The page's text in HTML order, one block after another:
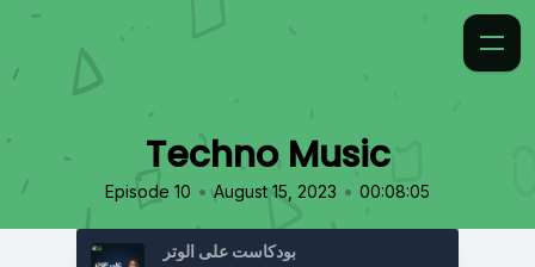
Techno Music
Episode 10 • August 15, 2023 • 00:08:05
بودكاست على الوتر